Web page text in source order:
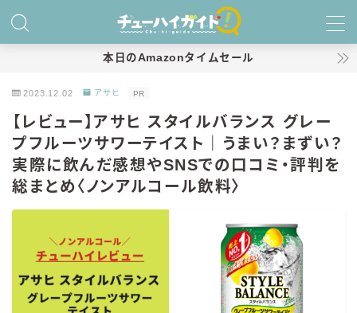
特集！
おすすめランキング！
キリン
氷結
氷結 無糖
本日のAmazonタイムセール
2023.12.02 アサヒ PR
【レビュー】アサヒ スタイルバランス グレー
プフルーツサワーテイスト｜うまい？まずい？
実際に飲んだ感想やSNSでの口コミ・評判を
総まとめ〈ノンアルコール飲料〉